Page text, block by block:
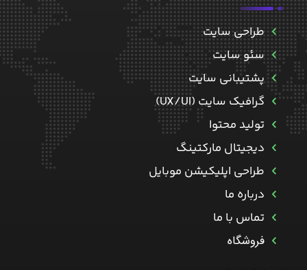
طراحی سایت
سئو سایت
پشتیبانی سایت
گرافیک سایت (UX/UI)
تولید محتوا
دیجیتال مارکتینگ
طراحی اپلیکیشن موبایل
درباره ما
تماس با ما
فروشگاه